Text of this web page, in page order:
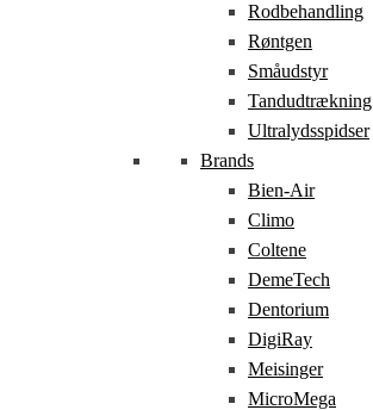
Rodbehandling
Røntgen
Småudstyr
Tandudtrækning
Ultralydsspidser
Brands
Bien-Air
Climo
Coltene
DemeTech
Dentorium
DigiRay
Meisinger
MicroMega